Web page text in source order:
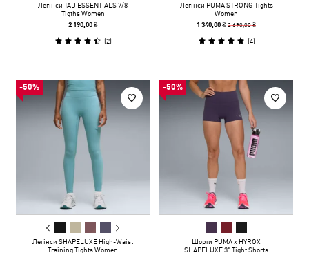
Легінси TAD ESSENTIALS 7/8
Tigths Women
2 190,00 ₴
(2)
Легінси PUMA STRONG Tights
Women
1 340,00 ₴2 690,00 ₴
(4)
-50%
Легінси SHAPELUXE High-Waist
Training Tights Women
-50%
Шорти PUMA x HYROX
SHAPELUXE 3" Tight Shorts